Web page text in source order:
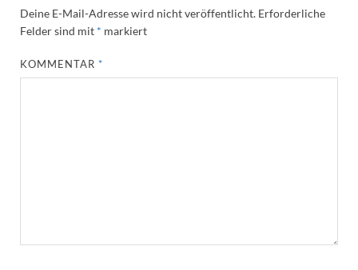
Deine E-Mail-Adresse wird nicht veröffentlicht. Erforderliche
Felder sind mit * markiert
KOMMENTAR*